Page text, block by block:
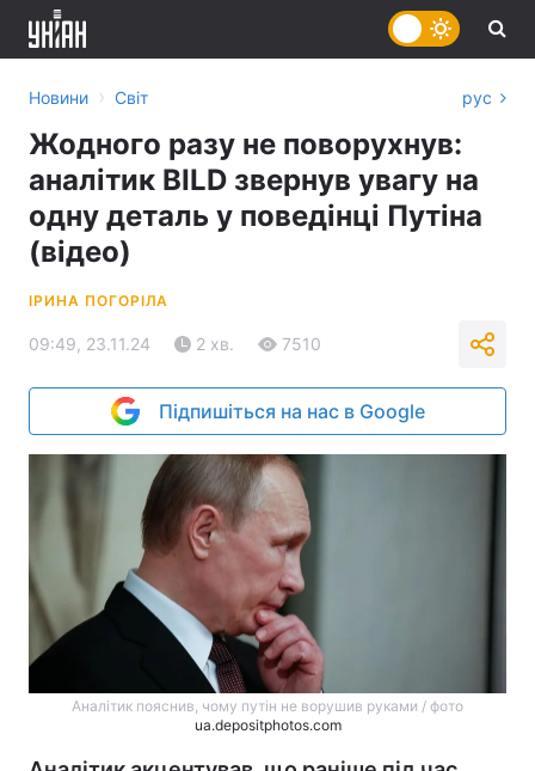
Новини › Світ рус
Жодного разу не поворухнув:
аналітик BILD звернув увагу на
одну деталь у поведінці Путіна
(відео)
ІРИНА ПОГОРІЛА
09:49, 23.11.24 2 хв. 7510
Підпишіться на нас в Google
Аналітик пояснив, чому путін не ворушив руками / фото
ua.depositphotos.com